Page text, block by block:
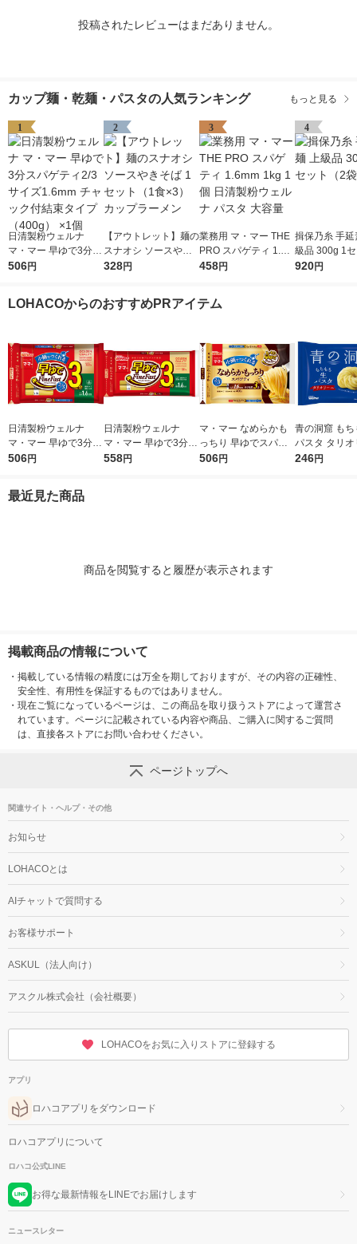
投稿されたレビューはまだありません。
カップ麺・乾麺・パスタの人気ランキング もっと見る
1
日清製粉ウェルナ
マ・マー 早ゆで3分ス
パゲティ2/3サイズ1.6
506円
2
【アウトレット】麺の
スナオシ ソースやき
そば 1セット（1食×
328円
3
業務用 マ・マー THE
PRO スパゲティ 1.6m
m 1kg 1個 日清製粉ウ
458円
4
揖保乃糸 手延
級品 300g 1
袋）
920円
LOHACOからのおすすめPRアイテム
日清製粉ウェルナ
マ・マー 早ゆで3分ス
パゲティ2/3サイズ1.6
506円
日清製粉ウェルナ
マ・マー 早ゆで3分ス
パゲティ 1.6mm チャ
558円
マ・マー なめらかも
っちり 早ゆでスパゲ
ティ 2/3サイズ チャッ
506円
青の洞窟 もち
パスタ タリオ
1袋（150g）
246円
最近見た商品
商品を閲覧すると履歴が表示されます
掲載商品の情報について
・ 掲載している情報の精度には万全を期しておりますが、その内容の正確性、
安全性、有用性を保証するものではありません。
・ 現在ご覧になっているページは、この商品を取り扱うストアによって運営さ
れています。ページに記載されている内容や商品、ご購入に関するご質問
は、直接各ストアにお問い合わせください。
ページトップへ
関連サイト・ヘルプ・その他
お知らせ
LOHACOとは
AIチャットで質問する
お客様サポート
ASKUL（法人向け）
アスクル株式会社（会社概要）
LOHACOをお気に入りストアに登録する
アプリ
ロハコアプリをダウンロード
ロハコアプリについて
ロハコ公式LINE
お得な最新情報をLINEでお届けします
ニュースレター